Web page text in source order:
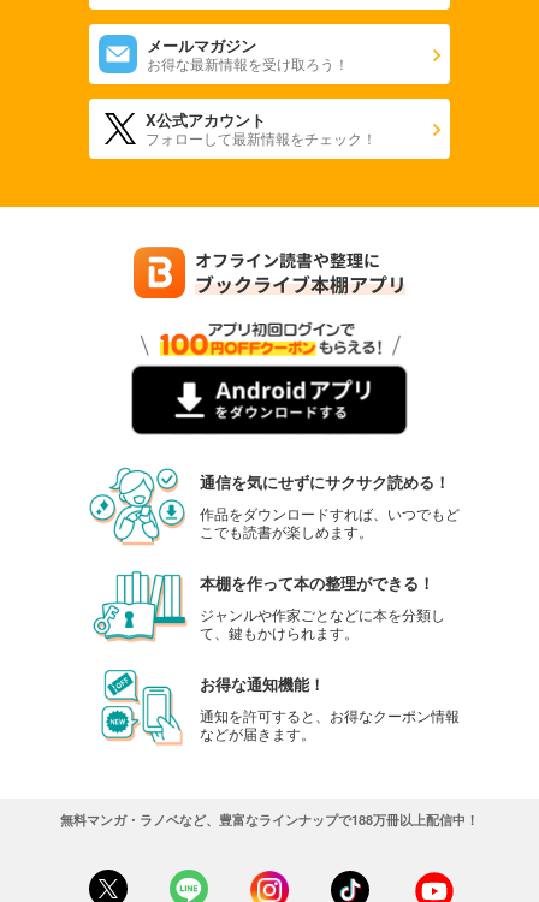
メールマガジン
お得な最新情報を受け取ろう！
X公式アカウント
フォローして最新情報をチェック！
通信を気にせずにサクサク読める！
作品をダウンロードすれば、いつでもど
こでも読書が楽しめます。
本棚を作って本の整理ができる！
ジャンルや作家ごとなどに本を分類し
て、鍵もかけられます。
お得な通知機能！
通知を許可すると、お得なクーポン情報
などが届きます。
無料マンガ・ラノベなど、豊富なラインナップで188万冊以上配信中！